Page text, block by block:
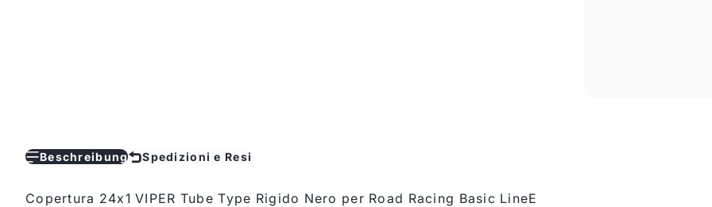
Beschreibung Spedizioni e Resi
Copertura 24x1 VIPER Tube Type Rigido Nero per Road Racing Basic LineE